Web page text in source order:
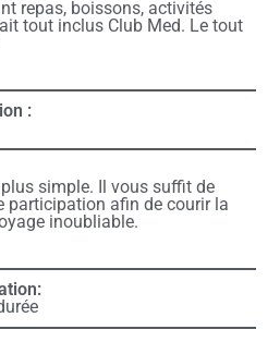
repas, boissons, activités
tout inclus Club Med. Le tout
:
simple. Il vous suffit de
participation afin de courir la
inoubliable.